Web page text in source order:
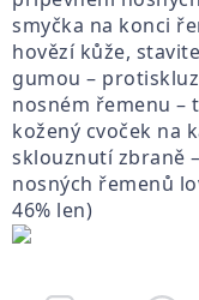
smyčka na konci
hovězí kůže,
gumou –
nosném řemenu –
kožený cvoček na
sklouznutí zbraně
nosných řemenů
46% len)